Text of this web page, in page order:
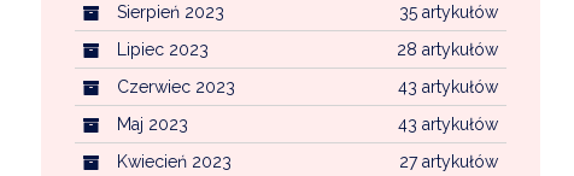
35 artykułów
Sierpień 2023
28 artykułów
Lipiec 2023
43 artykułów
Czerwiec 2023
43 artykułów
Maj 2023
27 artykułów
Kwiecień 2023